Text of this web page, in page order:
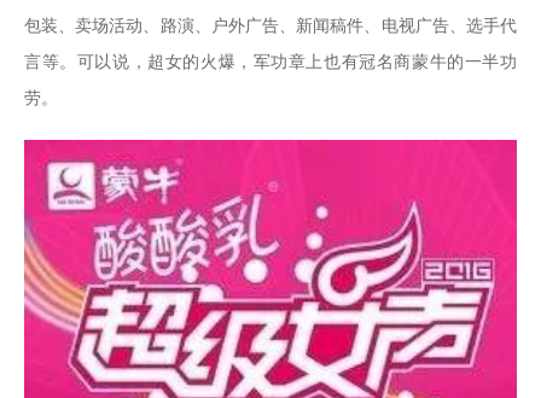
包装、卖场活动、路演、户外广告、新闻稿件、电视广告、选手代
言等。可以说，超女的火爆，军功章上也有冠名商蒙牛的一半功
劳。